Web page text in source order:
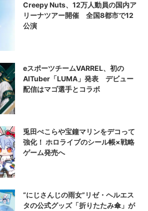
Creepy Nuts、12万人動員の国内ア
リーナツアー開催 全国8都市で12
公演
eスポーツチームVARREL、初の
AITuber「LUMA」発表 デビュー
配信はマゴ選手とコラボ
兎田ぺこらや宝鐘マリンをデコって
強化！ ホロライブのシール帳×戦略
ゲーム発売へ
“にじさんじの雨女”リゼ・ヘルエス
タの公式グッズ「折りたたみ傘」が